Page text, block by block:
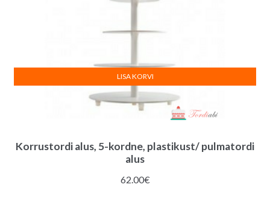
Korrustordi alus, 5-kordne, plastikust/ pulmatordi
alus
62.00€
LISA KORVI